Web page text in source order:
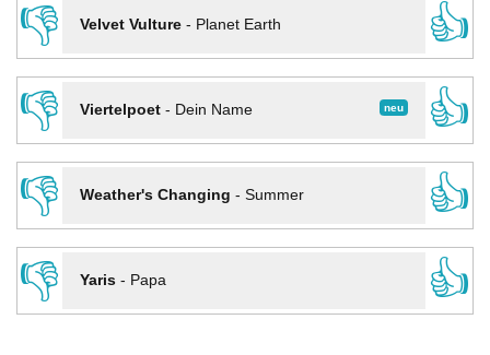
👎
Velvet Vulture- Planet Earth
👍
👎
neu
Viertelpoet- Dein Name
👍
👎
Weather's Changing - Summer
👍
👎
Yaris- Papa 👍